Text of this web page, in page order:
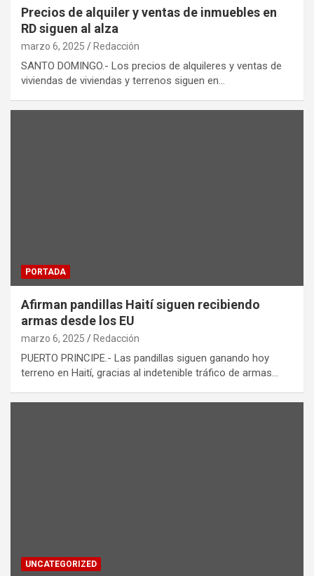
Precios de alquiler y ventas de inmuebles en
RD siguen al alza
marzo 6, 2025 Redacción
SANTO DOMINGO.- Los precios de alquileres y ventas de
viviendas de viviendas y terrenos siguen en…
PORTADA
Afirman pandillas Haití siguen recibiendo
armas desde los EU
marzo 6, 2025 Redacción
PUERTO PRINCIPE.- Las pandillas siguen ganando hoy
terreno en Haití, gracias al indetenible tráfico de armas…
UNCATEGORIZED